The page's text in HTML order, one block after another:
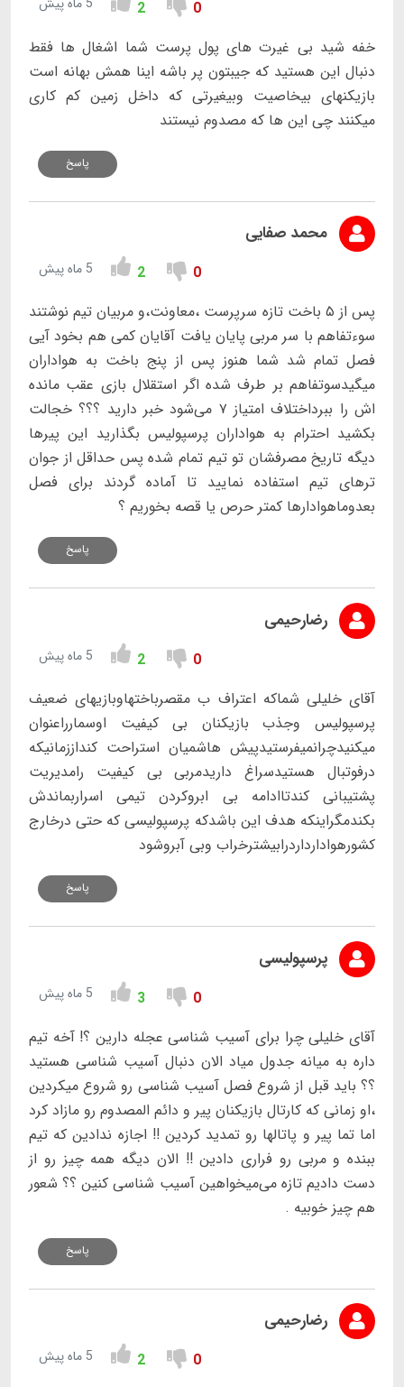
0
2
خفه شید بی غیرت های پول پرست شما اشغال ها فقط
دنبال این هستید که جیبتون پر باشه اینا همش بهانه است
بازیکنهای بیخاصیت وبیغیرتی که داخل زمین کم کاری
میکنند چی این ها که مصدوم نیستند
پاسخ
محمد صفایی
0
2 5 ماه پیش
پس از ۵ باخت تازه سرپرست ،معاونت،و مربیان تیم نوشتند
سوءتفاهم با سر مربی پایان یافت آقایان کمی هم بخود آیی
فصل تمام شد شما هنوز پس از پنج باخت به هواداران
میگیدسوتفاهم بر طرف شده اگر استقلال بازی عقب مانده
اش را ببرداختلاف امتیاز ۷ می‌شود خبر دارید ؟؟؟ خجالت
بکشید احترام به هواداران پرسپولیس بگذارید این پیرها
دیگه تاریخ مصرفشان تو تیم تمام شده پس حداقل از جوان
ترهای تیم استفاده نمایید تا آماده گردند برای فصل
بعدوماهوادارها کمتر حرص یا قصه بخوریم ؟
پاسخ
رضارحیمی
0
2 5 ماه پیش
آقای خلیلی شماکه اعتراف ب مقصرباختهاوبازیهای ضعیف
پرسپولیس وجذب بازیکنان بی کیفیت اوسمارراعنوان
میکنیدچرانمیفرستیدپیش هاشمیان استراحت کنداززمانیکه
درفوتبال هستیدسراغ داریدمربی بی کیفیت رامدیریت
پشتیبانی کندتاادامه بی ابروکردن تیمی اسراربماندش
بکندمگراینکه هدف این باشدکه پرسپولیسی که حتی درخارج
کشورهوادارداردرابیشترخراب وبی آبروشود
پاسخ
پرسپولیسی
0
3 5 ماه پیش
آقای خلیلی چرا برای آسیب شناسی عجله دارین ؟! آخه تیم
داره به میانه جدول میاد الان دنبال آسیب شناسی هستید
؟؟ باید قبل از شروع فصل آسیب شناسی رو شروع میکردین
،او زمانی که کارتال بازیکنان پیر و دائم المصدوم رو مازاد کرد
اما تما پیر و پاتالها رو تمدید کردین !! اجازه ندادین که تیم
ببنده و مربی رو فراری دادین !! الان دیگه همه چیز رو از
دست دادیم تازه می‌میخواهین آسیب شناسی کنین ؟؟ شعور
هم چیز خوبیه .
پاسخ
رضارحیمی
0
2 5 ماه پیش